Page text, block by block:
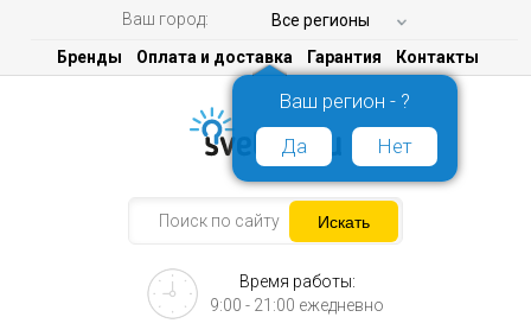
Ваш город: Все регионы
Ваш регион - ?
Да
Нет
Бренды Оплата и доставка Гарантия Контакты
Время работы:
9:00 - 21:00 ежедневно